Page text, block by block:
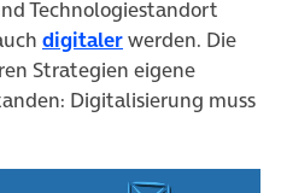
Technologiestandort
digitalerwerden. Die
Strategien eigene
Digitalisierung muss